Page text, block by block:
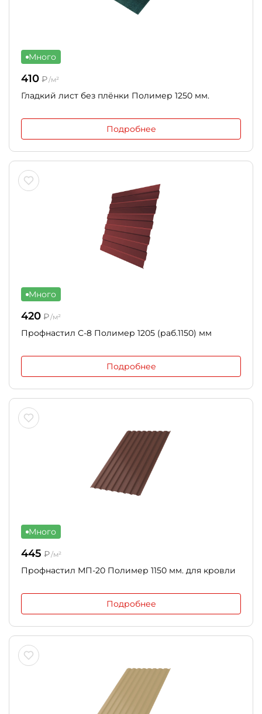
Много
410 ₽/м²
Гладкий лист без плёнки Полимер 1250 мм.
Подробнее
Много
420 ₽/м²
Профнастил С-8 Полимер 1205 (раб.1150) мм
Подробнее
Много
445 ₽/м²
Профнастил МП-20 Полимер 1150 мм. для кровли
Подробнее